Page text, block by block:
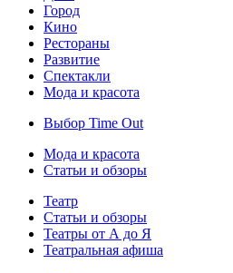
Город
Кино
Рестораны
Развитие
Спектакли
Мода и красота
Выбор Time Out
Мода и красота
Статьи и обзоры
Театр
Статьи и обзоры
Театры от А до Я
Театральная афиша